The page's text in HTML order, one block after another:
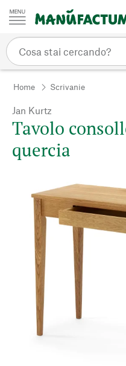
Vai al contenuto
Home Scrivanie
Jan Kurtz
Tavolo
quercia